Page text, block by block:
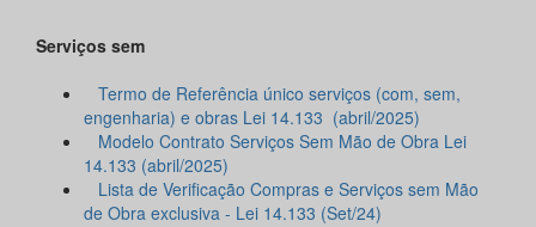
Serviços sem
Termo de Referência único serviços (com, sem,
engenharia) e obras Lei 14.133 (abril/2025)
Modelo Contrato Serviços Sem Mão de Obra Lei
14.133 (abril/2025)
Lista de Verificação Compras e Serviços sem Mão
de Obra exclusiva - Lei 14.133 (Set/24)